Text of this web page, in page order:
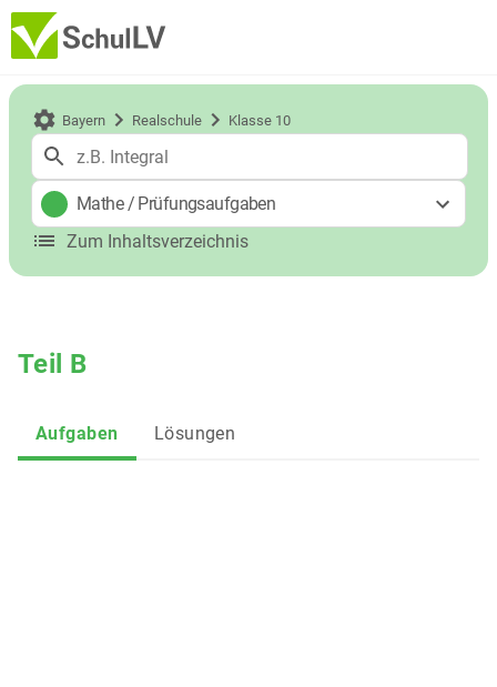
Bayern Realschule Klasse 10
Mathe/ Prüfungsaufgaben
Zum Inhaltsverzeichnis
Teil B
Aufgaben Lösungen